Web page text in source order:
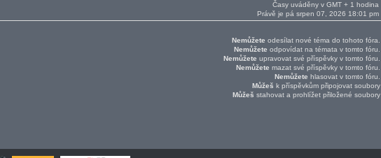
Časy uváděny v GMT + 1 hodina
Právě je pá srpen 07, 2026 18:01 pm
Nemůžete odesílat nové téma do tohoto fóra.
Nemůžete odpovídat na témata v tomto fóru.
Nemůžete upravovat své příspěvky v tomto fóru.
Nemůžete mazat své příspěvky v tomto fóru.
Nemůžete hlasovat v tomto fóru.
Můžeš k příspěvkům připojovat soubory
Můžeš stahovat a prohlížet přiložené soubory